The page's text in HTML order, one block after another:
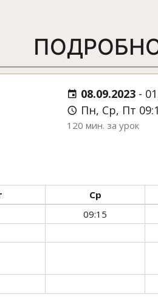
08.09.2023 -
Пн, Ср, Пт
120 мин. за урок
Ср
09:15